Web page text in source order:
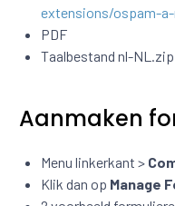
extensions/ospam-
PDF
Taalbestand nl-NL.zip
Aanmaken
Menu linkerkant >
Klik dan op Manage